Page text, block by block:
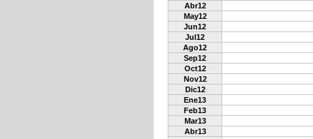
Abr12
May12
Jun12
Jul12
Ago12
Sep12
Oct12
Nov12
Dic12
Ene13
Feb13
Mar13
Abr13